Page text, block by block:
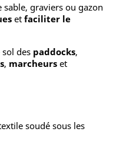
graviers ou gazon
et faciliter le
des paddocks,
, marcheurs et
soudé sous les